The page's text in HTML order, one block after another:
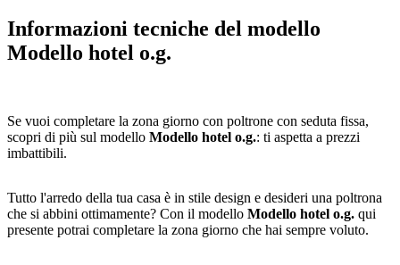
Informazioni tecniche del modello
Modello hotel o.g.
Se vuoi completare la zona giorno con poltrone con seduta fissa,
scopri di più sul modello Modello hotel o.g.: ti aspetta a prezzi
imbattibili.
Tutto l'arredo della tua casa è in stile design e desideri una poltrona
che si abbini ottimamente? Con il modello Modello hotel o.g. qui
presente potrai completare la zona giorno che hai sempre voluto.